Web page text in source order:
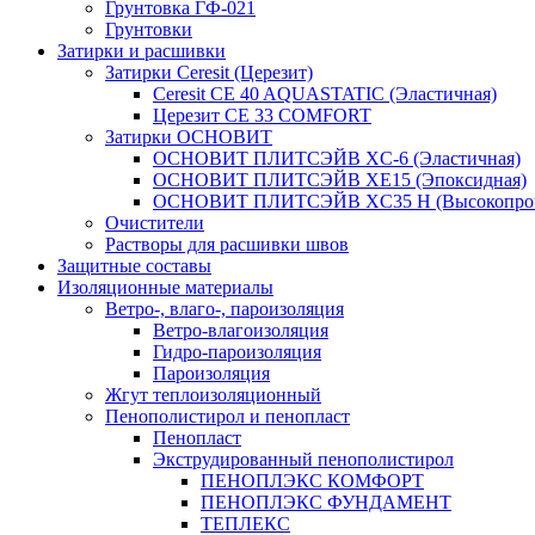
Грунтовка ГФ-021
Грунтовки
Затирки и расшивки
Затирки Ceresit (Церезит)
Ceresit CE 40 AQUASTATIC (Эластичная)
Церезит CE 33 COMFORT
Затирки ОСНОВИТ
ОСНОВИТ ПЛИТСЭЙВ XC-6 (Эластичная)
ОСНОВИТ ПЛИТСЭЙВ XЕ15 (Эпоксидная)
ОСНОВИТ ПЛИТСЭЙВ XС35 Н
Очистители
Растворы для расшивки швов
Защитные составы
Изоляционные материалы
Ветро-, влаго-, пароизоляция
Ветро-влагоизоляция
Гидро-пароизоляция
Пароизоляция
Жгут теплоизоляционный
Пенополистирол и пенопласт
Пенопласт
Экструдированный пенополистирол
ПЕНОПЛЭКС КОМФОРТ
ПЕНОПЛЭКС ФУНДАМЕНТ
ТЕПЛЕКС